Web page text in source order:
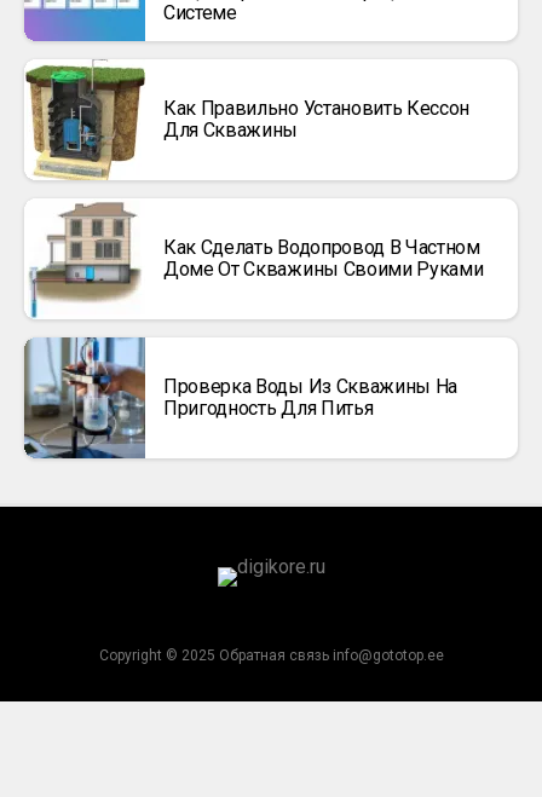
Системе
Как Правильно Установить Кессон
Для Скважины
Как Сделать Водопровод В Частном
Доме От Скважины Своими Руками
Проверка Воды Из Скважины На
Пригодность Для Питья
Copyright © 2025 Обратная связь info@gototop.ee